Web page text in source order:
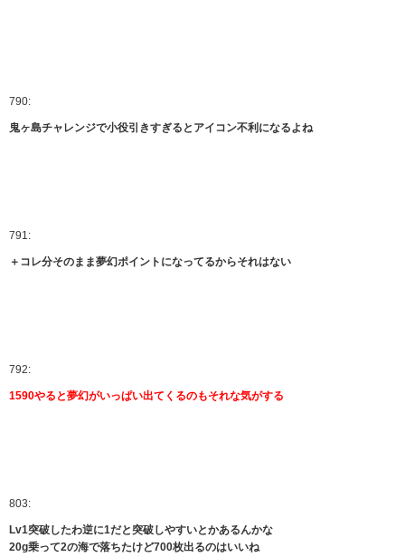
790:
鬼ヶ島チャレンジで小役引きすぎるとアイコン不利になるよね
791:
＋コレ分そのまま夢幻ポイントになってるからそれはない
792:
1590やると夢幻がいっぱい出てくるのもそれな気がする
803:
Lv1突破したわ逆に1だと突破しやすいとかあるんかな
20g乗って2の海で落ちたけど700枚出るのはいいね